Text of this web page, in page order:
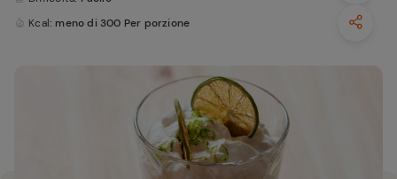
Kcal: meno di 300 Per porzione